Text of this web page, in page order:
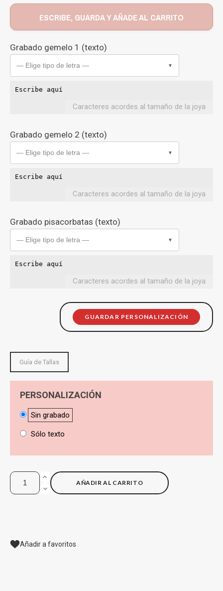
ESCRIBE, GUARDA Y AÑADE AL CARRITO
Grabado gemelo 1 (texto)
— Elige tipo de letra — ▼
Caracteres acordes al tamaño de la joya
Grabado gemelo 2 (texto)
— Elige tipo de letra — ▼
Caracteres acordes al tamaño de la joya
Grabado pisacorbatas (texto)
— Elige tipo de letra — ▼
Caracteres acordes al tamaño de la joya
GUARDAR PERSONALIZACIÓN
Guía de Tallas
PERSONALIZACIÓN
Sin grabado
Sólo texto
AÑADIR AL CARRITO
Añadir a favoritos